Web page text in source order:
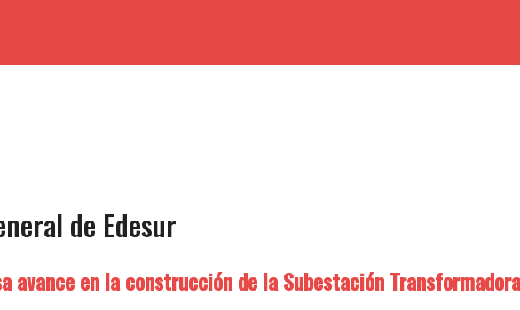
de Edesur
avance en la construcción de la Subestación